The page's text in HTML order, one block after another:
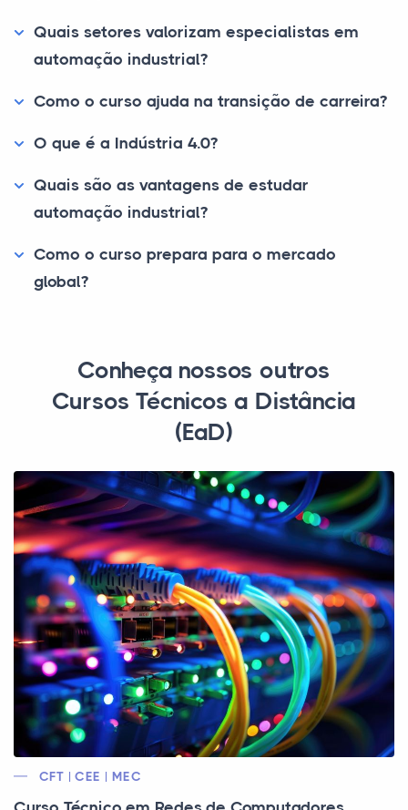
Quais setores valorizam especialistas em
automação industrial?
Como o curso ajuda na transição de carreira?
O que é a Indústria 4.0?
Quais são as vantagens de estudar
automação industrial?
Como o curso prepara para o mercado
global?
Conheça nossos outros
Cursos Técnicos a Distância
(EaD)
CFT | CEE | MEC